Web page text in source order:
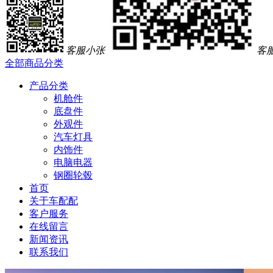
客服小张
客
全部商品分类
产品分类
机舱件
底盘件
外观件
汽车灯具
内饰件
电脑电器
钢圈轮毂
首页
关于车配配
客户服务
在线留言
新闻资讯
联系我们